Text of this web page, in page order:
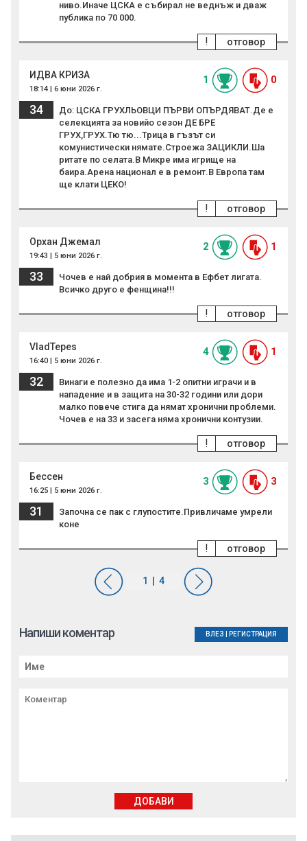
ниво.Иначе ЦСКА е събирал не веднъж и дваж
публика по 70 000.
отговор
!
ИДВА КРИЗА
18:14 | 6 юни 2026 г.
1 0
34
До: ЦСКА ГРУХЛЬОВЦИ ПЪРВИ ОПЪРДЯВАТ.Де е
селекцията за новийо сезон ДЕ БРЕ
ГРУХ,ГРУХ.Тю тю...Трица в гъзът си
комунистически нямате.Строежа ЗАЦИКЛИ.Ша
ритате по селата.В Микре има игрище на
баира.Арена национал е в ремонт.В Европа там
ще клати ЦЕКО!
отговор
!
Орхан Джемал
19:43 | 5 юни 2026 г.
2 1
33
Чочев е най добрия в момента в Ефбет лигата.
Всичко друго е фенщина!!!
отговор
!
VladTepes
16:40 | 5 юни 2026 г.
4 1
32
Винаги е полезно да има 1-2 опитни играчи и в
нападение и в защита на 30-32 години или дори
малко повече стига да нямат хронични проблеми.
Чочев е на 33 и засега няма хронични контузии.
отговор
!
Бессен
16:25 | 5 юни 2026 г.
3 3
31
Започна се пак с глупостите.Привличаме умрели
коне
отговор
!
Напиши коментар ВЛЕЗ РЕГИСТРАЦИЯ
ДОБАВИ